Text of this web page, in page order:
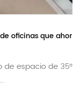
que ahorra
de 35°